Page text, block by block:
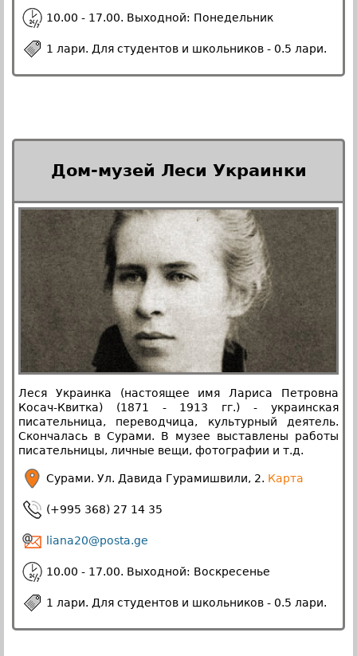
10.00 - 17.00. Выходной: Понедельник
1 лари. Для студентов и школьников - 0.5 лари.
Дом-музей Леси Украинки
Леся Украинка (настоящее имя Лариса Петровна
Косач-Квитка) (1871 - 1913 гг.) - украинская
писательница, переводчица, культурный деятель.
Скончалась в Сурами. В музее выставлены работы
писательницы, личные вещи, фотографии и т.д.
Сурами. Ул. Давида Гурамишвили, 2. Карта
(+995 368) 27 14 35
liana20@posta.ge
10.00 - 17.00. Выходной: Воскресенье
1 лари. Для студентов и школьников - 0.5 лари.